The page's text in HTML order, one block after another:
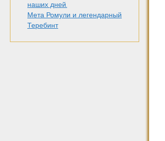
наших дней.
Мета Ромули и легендарный
Теребинт